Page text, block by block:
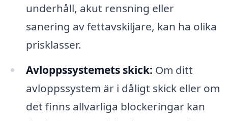
underhåll, akut rensning eller
sanering av fettavskiljare, kan ha olika
prisklasser.
Avloppssystemets skick: Om ditt
avloppssystem är i dåligt skick eller om
det finns allvarliga blockeringar kan